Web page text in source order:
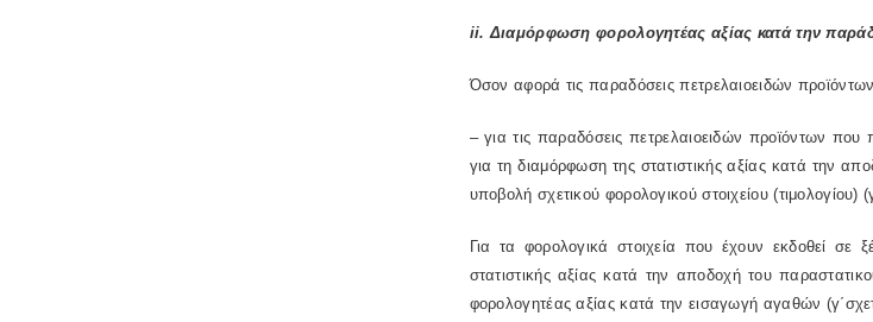
ii. Διαμόρφωση φορολογητέας αξίας κατά την
Όσον αφορά τις παραδόσεις πετρελαιοειδών
– για τις παραδόσεις πετρελαιοειδών προϊόντων
για τη διαμόρφωση της στατιστικής αξίας κατά την
υποβολή σχετικού φορολογικού στοιχείου (τιμολογίου)
Για τα φορολογικά στοιχεία που έχουν εκδοθεί σε
στατιστικής αξίας κατά την αποδοχή του
φορολογητέας αξίας κατά την εισαγωγή αγαθών